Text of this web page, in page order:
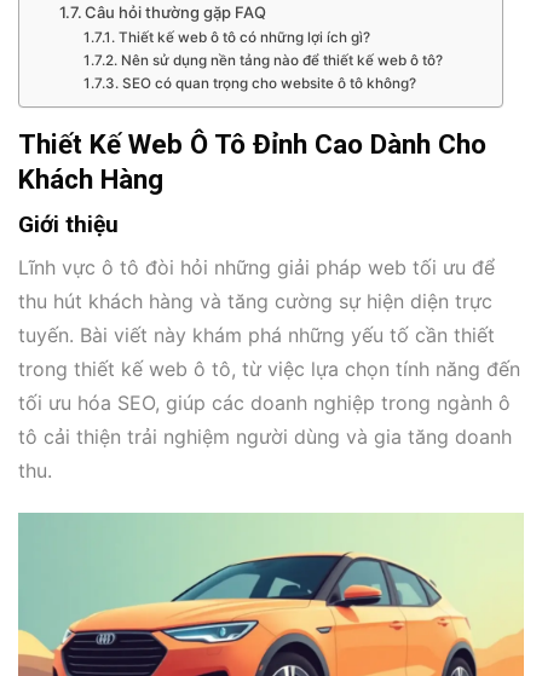
Câu hỏi thường gặp FAQ
Thiết kế web ô tô có những lợi ích gì?
Nên sử dụng nền tảng nào để thiết kế web ô tô?
SEO có quan trọng cho website ô tô không?
Thiết Kế Web Ô Tô Đỉnh Cao Dành Cho
Khách Hàng
Giới thiệu
Lĩnh vực ô tô đòi hỏi những giải pháp web tối ưu để
thu hút khách hàng và tăng cường sự hiện diện trực
tuyến. Bài viết này khám phá những yếu tố cần thiết
trong thiết kế web ô tô, từ việc lựa chọn tính năng đến
tối ưu hóa SEO, giúp các doanh nghiệp trong ngành ô
tô cải thiện trải nghiệm người dùng và gia tăng doanh
thu.